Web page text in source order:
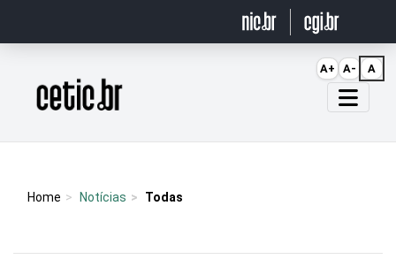
Página inicial
Home Notícias Todas
A+ A- A